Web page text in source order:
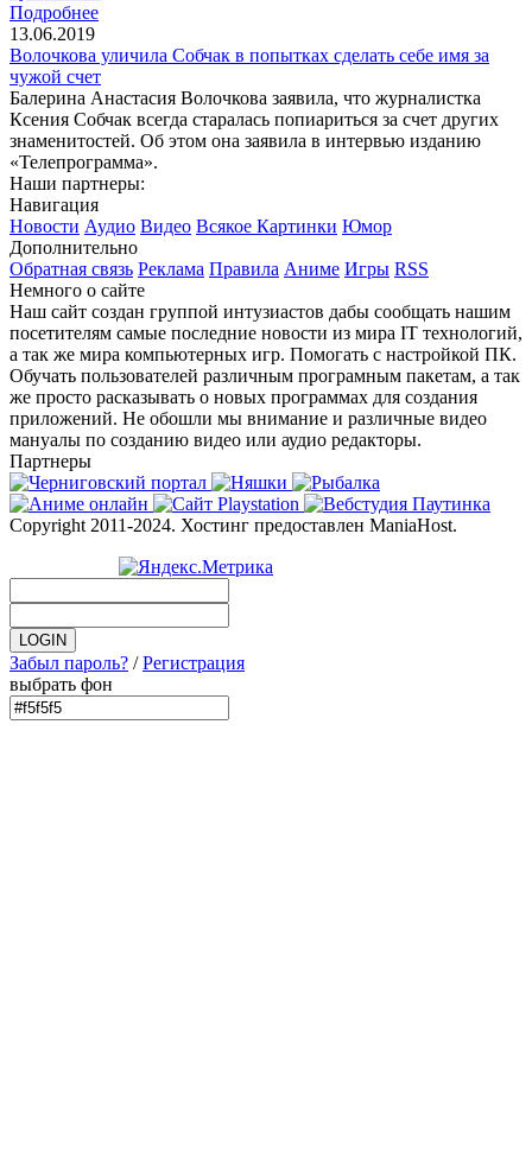
Подробнее
13.06.2019
Волочкова уличила Собчак в попытках сделать себе имя за
чужой счет
Балерина Анастасия Волочкова заявила, что журналистка
Ксения Собчак всегда старалась попиариться за счет других
знаменитостей. Об этом она заявила в интервью изданию
«Телепрограмма».
Наши партнеры:
Навигация
Новости Аудио Видео Всякое Картинки Юмор
Дополнительно
Обратная связь Реклама Правила Аниме Игры RSS
Немного о сайте
Наш сайт создан группой интузиастов дабы сообщать нашим
посетителям самые последние новости из мира IT технологий,
а так же мира компьютерных игр. Помогать с настройкой ПК.
Обучать пользователей различным програмным пакетам, а так
же просто расказывать о новых программах для создания
приложений. Не обошли мы внимание и различные видео
мануалы по созданию видео или аудио редакторы.
Партнеры
Copyright 2011-2024. Хостинг предоставлен ManiaHost.
Забыл пароль? /Регистрация
выбрать фон